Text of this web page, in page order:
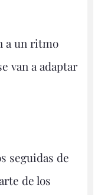
a un ritmo
van a adaptar
seguidas de
de los